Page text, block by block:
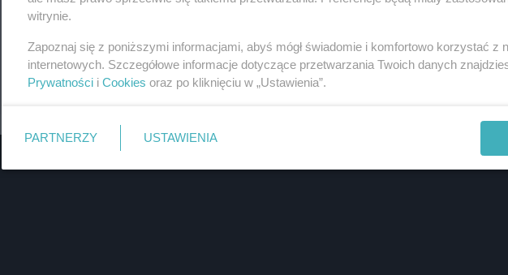
Tychy
Gliwice
Zabrze
Zagłębie
witrynie.
Zapoznaj się z poniższymi informacjami, abyś mógł świadomie i komfortowo korzystać z
internetowych. Szczegółowe informacje dotyczące przetwarzania Twoich danych
Prywatności i Cookies oraz po kliknięciu w „Ustawienia”.
PARTNERZY USTAWIENIA